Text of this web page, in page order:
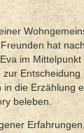
hat
im Mittelpunkt
die Erzählung
beleben.